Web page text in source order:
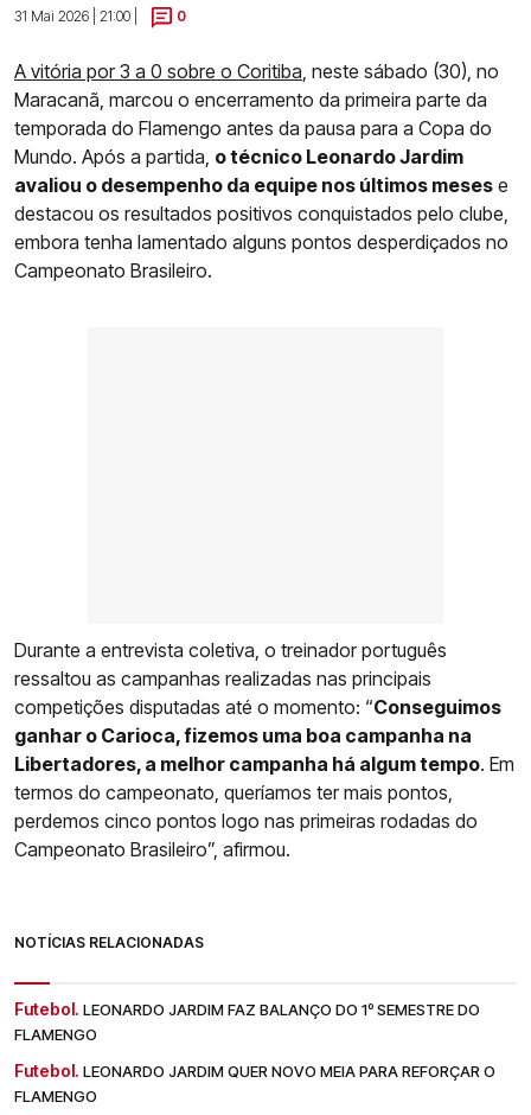
31 Mai 2026 | 21:00 |
0
A vitória por 3 a 0 sobre o Coritiba , neste sábado (30), no
Maracanã, marcou o encerramento da primeira parte da
temporada do Flamengo antes da pausa para a Copa do
Mundo. Após a partida, o técnico Leonardo Jardim
avaliou o desempenho da equipe nos últimos meses e
destacou os resultados positivos conquistados pelo clube,
embora tenha lamentado alguns pontos desperdiçados no
Campeonato Brasileiro.
Durante a entrevista coletiva, o treinador português
ressaltou as campanhas realizadas nas principais
competições disputadas até o momento: “Conseguimos
ganhar o Carioca, fizemos uma boa campanha na
Libertadores, a melhor campanha há algum tempo. Em
termos do campeonato, queríamos ter mais pontos,
perdemos cinco pontos logo nas primeiras rodadas do
Campeonato Brasileiro”, afirmou.
NOTÍCIAS RELACIONADAS
Futebol. LEONARDO JARDIM FAZ BALANÇO DO 1º SEMESTRE DO
FLAMENGO
Futebol. LEONARDO JARDIM QUER NOVO MEIA PARA REFORÇAR O
FLAMENGO